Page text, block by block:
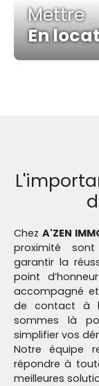
Mettre
En
ChezA'ZEN
proximité
garantir la
point
accompagné
de contact à
sommes là
simplifier vos
Notre équipe
répondre à
meilleures